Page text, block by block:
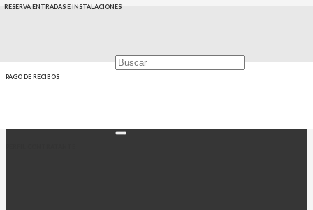
RESERVA ENTRADAS E INSTALACIONES
PAGO DE RECIBOS